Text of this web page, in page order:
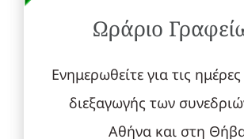
Ωράριο
Ενημερωθείτε για τις
διεξαγωγής των
Αθήνα και στη